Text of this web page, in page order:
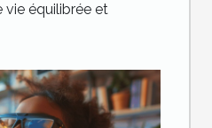
vie équilibrée et